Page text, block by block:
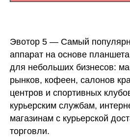
Эвотор 5 — Самый
аппарат на основе
для небольших бизнесов:
рынков, кофеен, салонов
центров и спортивных
курьерским службам,
магазинам с курьерской
торговли.